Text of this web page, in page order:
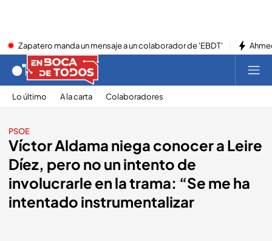
Zapatero manda un mensaje a un colaborador de 'EBDT'
Lo último A la carta Colaboradores
PSOE
Víctor Aldama niega conocer a Leire
Díez, pero no un intento de
involucrarle en la trama: “Se me ha
intentado instrumentalizar